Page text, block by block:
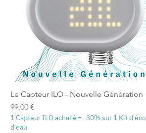
Le Capteur ILO - Nouvelle Génération
Prix
99,00 €
1 Capteur ILO acheté = -30% sur 1 Kit d'éco
d'eau